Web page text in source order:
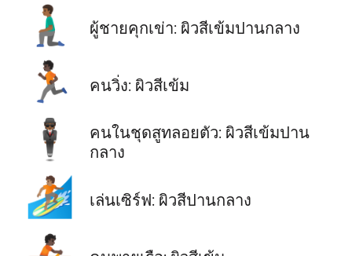
🧎🏾‍♂️ ผู้ชายคุกเข่า: ผิวสีเข้มปานกลาง
🏃🏿 คนวิ่ง: ผิวสีเข้ม
🕴🏾
คนในชุดสูทลอยตัว: ผิวสีเข้มปาน
กลาง
🏄🏽 เล่นเซิร์ฟ: ผิวสีปานกลาง